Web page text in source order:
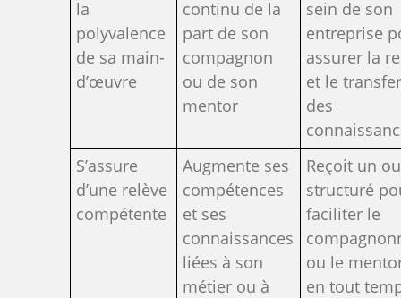
la
polyvalence
de sa main-
d’œuvre
continu de la
part de son
compagnon
ou de son
mentor
sein de son
entreprise
assurer la
et le
des
S’assure
d’une relève
compétente
Augmente ses
compétences
et ses
connaissances
liées à son
métier ou à
Reçoit un
structuré
faciliter le
ou le
en tout